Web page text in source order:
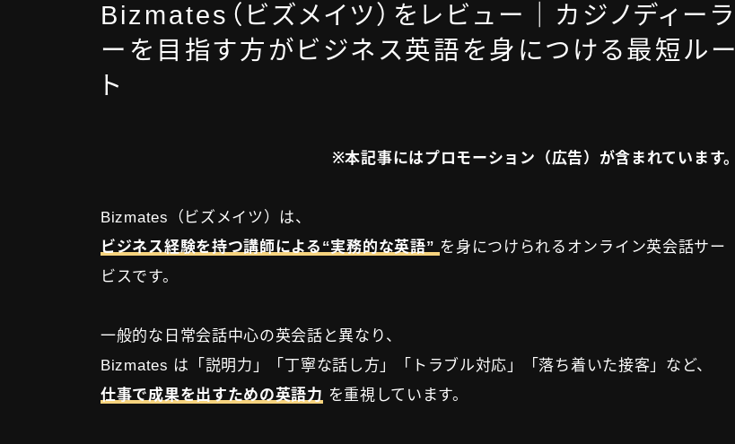
タグ一覧
Bizmates（ビズメイツ）をレビュー｜カジノディーラ
ーを目指す方がビジネス英語を身につける最短ルー
ト
※本記事にはプロモーション（広告）が含まれています。
Bizmates（ビズメイツ）は、
ビジネス経験を持つ講師による“実務的な英語” を身につけられるオンライン英会話サー
ビスです。
一般的な日常会話中心の英会話と異なり、
Bizmates は「説明力」「丁寧な話し方」「トラブル対応」「落ち着いた接客」など、
仕事で成果を出すための英語力 を重視しています。